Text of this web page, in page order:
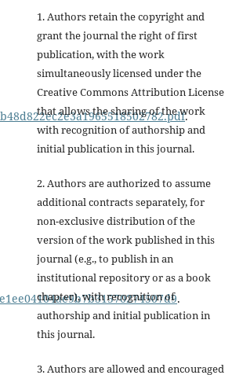
.
.
1. Authors retain the copyright and
grant the journal the right of first
publication, with the work
simultaneously licensed under the
Creative Commons Attribution License
that allows the sharing of the work
with recognition of authorship and
initial publication in this journal.
2. Authors are authorized to assume
additional contracts separately, for
non-exclusive distribution of the
version of the work published in this
journal (e.g., to publish in an
institutional repository or as a book
chapter), with recognition of
authorship and initial publication in
this journal.
3. Authors are allowed and encouraged